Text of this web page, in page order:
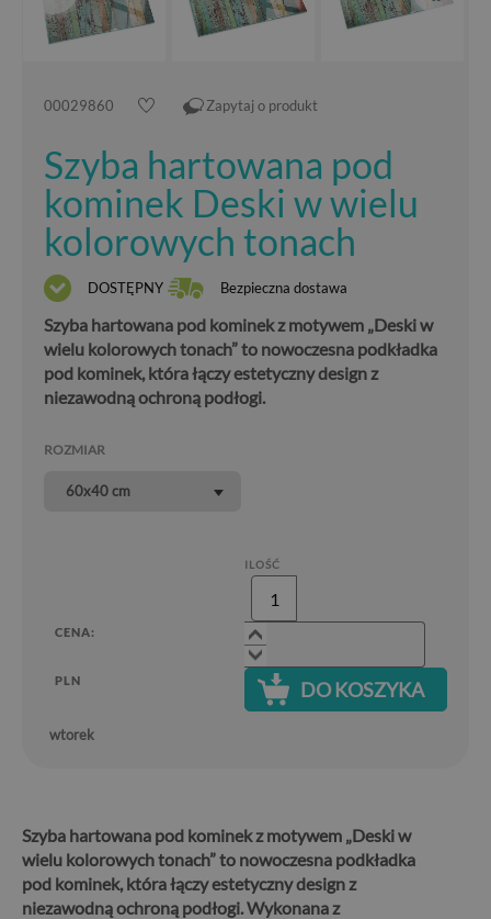
00029860 Zapytaj o produkt
Szyba hartowana pod
kominek Deski w wielu
kolorowych tonach
DOSTĘPNY Bezpieczna dostawa
Szyba hartowana pod kominek z motywem „Deski w
wielu kolorowych tonach” to nowoczesna podkładka
pod kominek, która łączy estetyczny design z
niezawodną ochroną podłogi.
ROZMIAR
60x40 cm
CENA:
PLN
ILOŚĆ
DO KOSZYKA
wtorek
Szyba hartowana pod kominek z motywem „Deski w
wielu kolorowych tonach” to nowoczesna podkładka
pod kominek, która łączy estetyczny design z
niezawodną ochroną podłogi.Wykonana z